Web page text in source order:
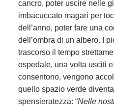
cancro, poter uscire nelle
imbacuccato magari per
dell’anno, poter fare una
dell’ombra di un albero. I
trascorso il tempo
ospedale, una volta usciti
consentono, vengono
quello spazio verde
spensieratezza: “Nelle